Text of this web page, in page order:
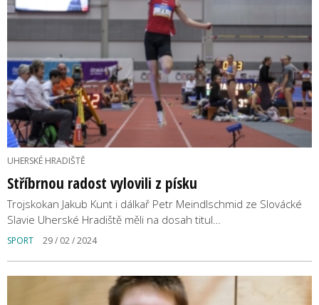
UHERSKÉ HRADIŠTĚ
Stříbrnou radost vylovili z písku
Trojskokan Jakub Kunt i dálkař Petr Meindlschmid ze Slovácké
Slavie Uherské Hradiště měli na dosah titul…
SPORT 29 / 02 / 2024